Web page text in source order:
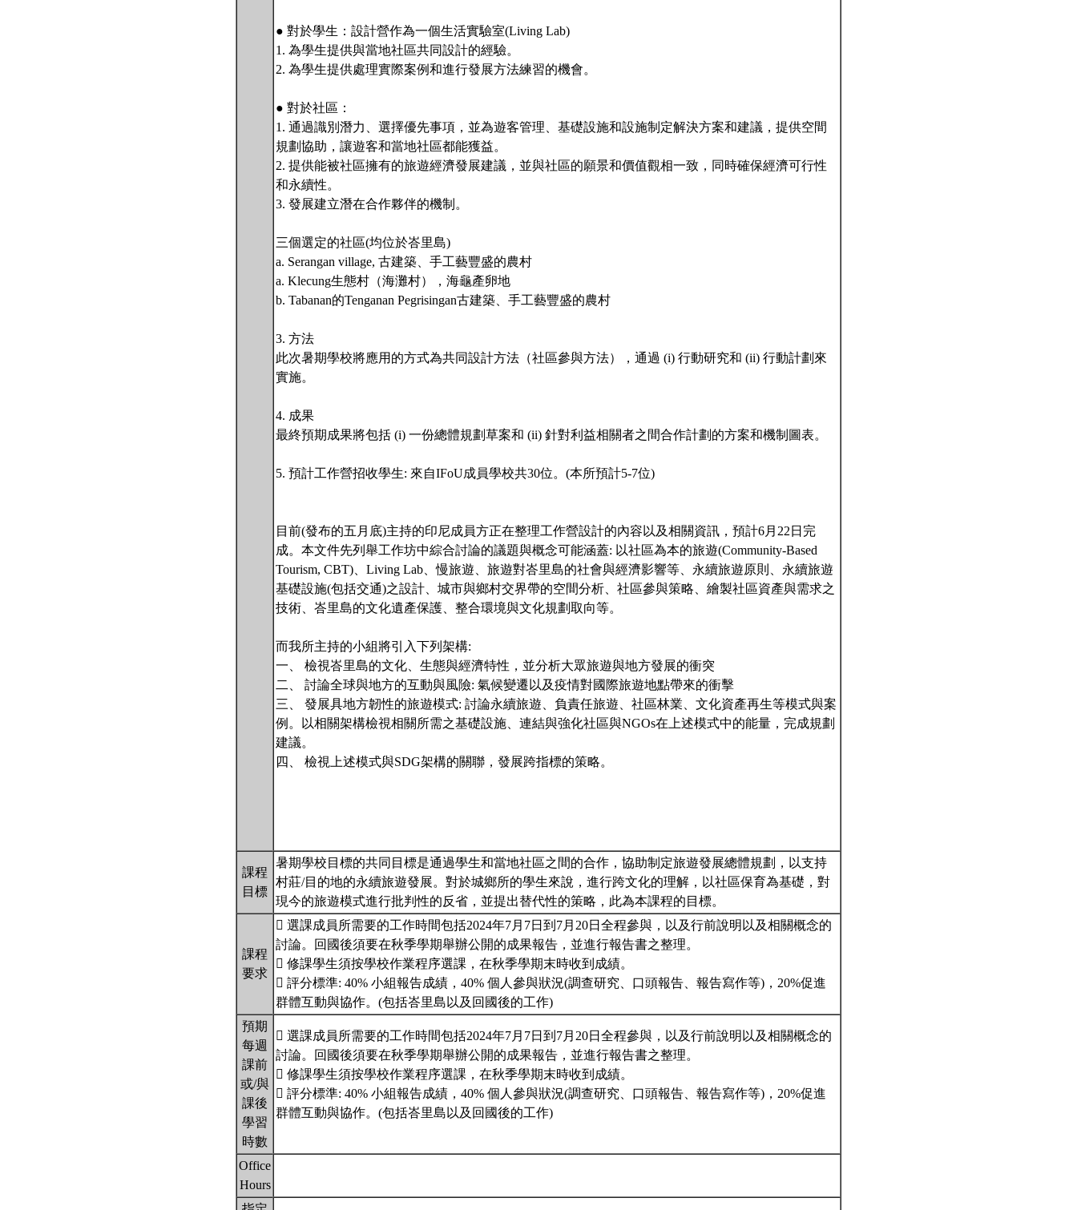
● 對於學生：設計營作為一個生活實驗室(Living Lab)
1. 為學生提供與當地社區共同設計的經驗。
2. 為學生提供處理實際案例和進行發展方法練習的機會。
● 對於社區：
1. 通過識別潛力、選擇優先事項，並為遊客管理、基礎設施和設施制定解決方案和建議，提供空間
規劃協助，讓遊客和當地社區都能獲益。
2. 提供能被社區擁有的旅遊經濟發展建議，並與社區的願景和價值觀相一致，同時確保經濟可行性
和永續性。
3. 發展建立潛在合作夥伴的機制。
三個選定的社區(均位於峇里島)
a. Serangan village, 古建築、手工藝豐盛的農村
a. Klecung生態村（海灘村），海龜產卵地
b. Tabanan的Tenganan Pegrisingan古建築、手工藝豐盛的農村
3. 方法
此次暑期學校將應用的方式為共同設計方法（社區參與方法），通過 (i) 行動研究和 (ii) 行動計劃來
實施。
4. 成果
最終預期成果將包括 (i) 一份總體規劃草案和 (ii) 針對利益相關者之間合作計劃的方案和機制圖表。
5. 預計工作營招收學生: 來自IFoU成員學校共30位。(本所預計5-7位)
目前(發布的五月底)主持的印尼成員方正在整理工作營設計的內容以及相關資訊，預計6月22日完
成。本文件先列舉工作坊中綜合討論的議題與概念可能涵蓋: 以社區為本的旅遊(Community-Based
Tourism, CBT)、Living Lab、慢旅遊、旅遊對峇里島的社會與經濟影響等、永續旅遊原則、永續旅遊
基礎設施(包括交通)之設計、城市與鄉村交界帶的空間分析、社區參與策略、繪製社區資產與需求之
技術、峇里島的文化遺產保護、整合環境與文化規劃取向等。
而我所主持的小組將引入下列架構:
一、 檢視峇里島的文化、生態與經濟特性，並分析大眾旅遊與地方發展的衝突
二、 討論全球與地方的互動與風險: 氣候變遷以及疫情對國際旅遊地點帶來的衝擊
三、 發展具地方韌性的旅遊模式: 討論永續旅遊、負責任旅遊、社區林業、文化資產再生等模式與案
例。以相關架構檢視相關所需之基礎設施、連結與強化社區與NGOs在上述模式中的能量，完成規劃
建議。
四、 檢視上述模式與SDG架構的關聯，發展跨指標的策略。
課程
目標
暑期學校目標的共同目標是通過學生和當地社區之間的合作，協助制定旅遊發展總體規劃，以支持
村莊/目的地的永續旅遊發展。對於城鄉所的學生來說，進行跨文化的理解，以社區保育為基礎，對
現今的旅遊模式進行批判性的反省，並提出替代性的策略，此為本課程的目標。
課程
要求
 選課成員所需要的工作時間包括2024年7月7日到7月20日全程參與，以及行前說明以及相關概念的
討論。回國後須要在秋季學期舉辦公開的成果報告，並進行報告書之整理。
 修課學生須按學校作業程序選課，在秋季學期末時收到成績。
 評分標準: 40% 小組報告成績，40% 個人參與狀況(調查研究、口頭報告、報告寫作等)，20%促進
群體互動與協作。(包括峇里島以及回國後的工作)
預期
每週
課前
或/與
課後
學習
時數
 選課成員所需要的工作時間包括2024年7月7日到7月20日全程參與，以及行前說明以及相關概念的
討論。回國後須要在秋季學期舉辦公開的成果報告，並進行報告書之整理。
 修課學生須按學校作業程序選課，在秋季學期末時收到成績。
 評分標準: 40% 小組報告成績，40% 個人參與狀況(調查研究、口頭報告、報告寫作等)，20%促進
群體互動與協作。(包括峇里島以及回國後的工作)
Office
Hours